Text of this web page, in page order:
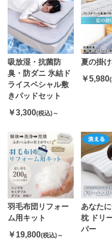
吸放湿・抗菌防
臭・防ダニ 氷結ド
ライスペシャル敷
きパッドセット
￥3,300(税込)～
夏の掛
￥5,980
羽毛布団リフォー
ム用キット
￥19,800(税込)～
あなた
枕 ドリ
パー